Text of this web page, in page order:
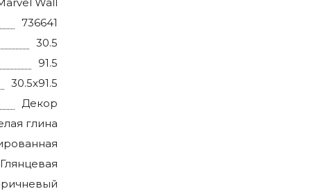
736641
30.5
91.5
30.5x91.5
Декор
глина
Глянцевая